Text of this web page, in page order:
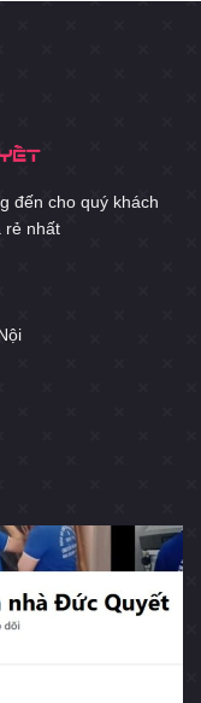
đến cho quý khách
rẻ nhất